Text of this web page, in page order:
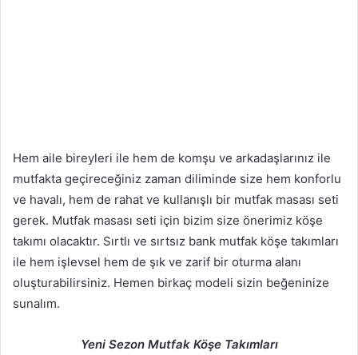
Hem aile bireyleri ile hem de komşu ve arkadaşlarınız ile
mutfakta geçireceğiniz zaman diliminde size hem konforlu
ve havalı, hem de rahat ve kullanışlı bir mutfak masası seti
gerek. Mutfak masası seti için bizim size önerimiz köşe
takımı olacaktır. Sırtlı ve sırtsız bank mutfak köşe takımları
ile hem işlevsel hem de şık ve zarif bir oturma alanı
oluşturabilirsiniz. Hemen birkaç modeli sizin beğeninize
sunalım.
Yeni Sezon Mutfak Köşe Takımları